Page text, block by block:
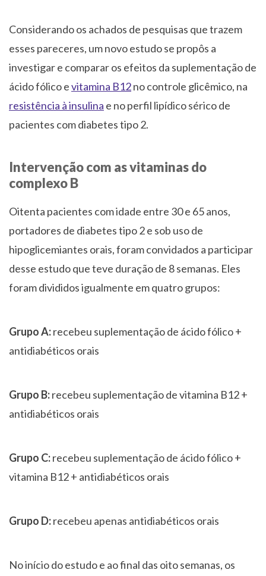
Considerando os achados de pesquisas que trazem
esses pareceres, um novo estudo se propôs a
investigar e comparar os efeitos da suplementação de
ácido fólico evitamina B12no controle glicêmico, na
resistência à insulina e no perfil lipídico sérico de
pacientes com diabetes tipo 2.
Intervenção com as vitaminas do
complexo B
Oitenta pacientes com idade entre 30 e 65 anos,
portadores de diabetes tipo 2 e sob uso de
hipoglicemiantes orais, foram convidados a participar
desse estudo que teve duração de 8 semanas. Eles
foram divididos igualmente em quatro grupos:
Grupo A:recebeu suplementação de ácido fólico +
antidiabéticos orais
Grupo B:recebeu suplementação de vitamina B12 +
antidiabéticos orais
Grupo C:recebeu suplementação de ácido fólico +
vitamina B12 + antidiabéticos orais
Grupo D:recebeu apenas antidiabéticos orais
No início do estudo e ao final das oito semanas, os